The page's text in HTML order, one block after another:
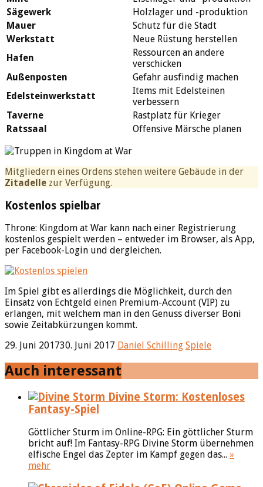
Sägewerk
Holzlager und -produktion
Mauer
Schutz für die Stadt
Werkstatt
Neue Rüstung herstellen
Hafen
Ressourcen an andere
verschicken
Außenposten
Gefahr ausfindig machen
Edelsteinwerkstatt
Items mit Edelsteinen
verbessern
Taverne
Rastplatz für Krieger
Ratssaal
Offensive Märsche planen
Mitgliedern eines Ordens stehen weitere Gebäude in der
Zitadelle zur Verfügung.
Kostenlos spielbar
Throne: Kingdom at War kann nach einer Registrierung
kostenlos gespielt werden – entweder im Browser, als App,
per Facebook-Login und dergleichen.
Im Spiel gibt es allerdings die Möglichkeit, durch den
Einsatz von Echtgeld einen Premium-Account (VIP) zu
erlangen, mit welchem man in den Genuss diverser Boni
sowie Zeitabkürzungen kommt.
29. Juni 201730. Juni 2017 Daniel Schilling Spiele
Auch interessant
Divine Storm: Kostenloses
Fantasy-Spiel
Göttlicher Sturm im Online-RPG: Ein göttlicher Sturm
bricht auf! Im Fantasy-RPG Divine Storm übernehmen
elfische Engel das Zepter im Kampf gegen das... »
mehr